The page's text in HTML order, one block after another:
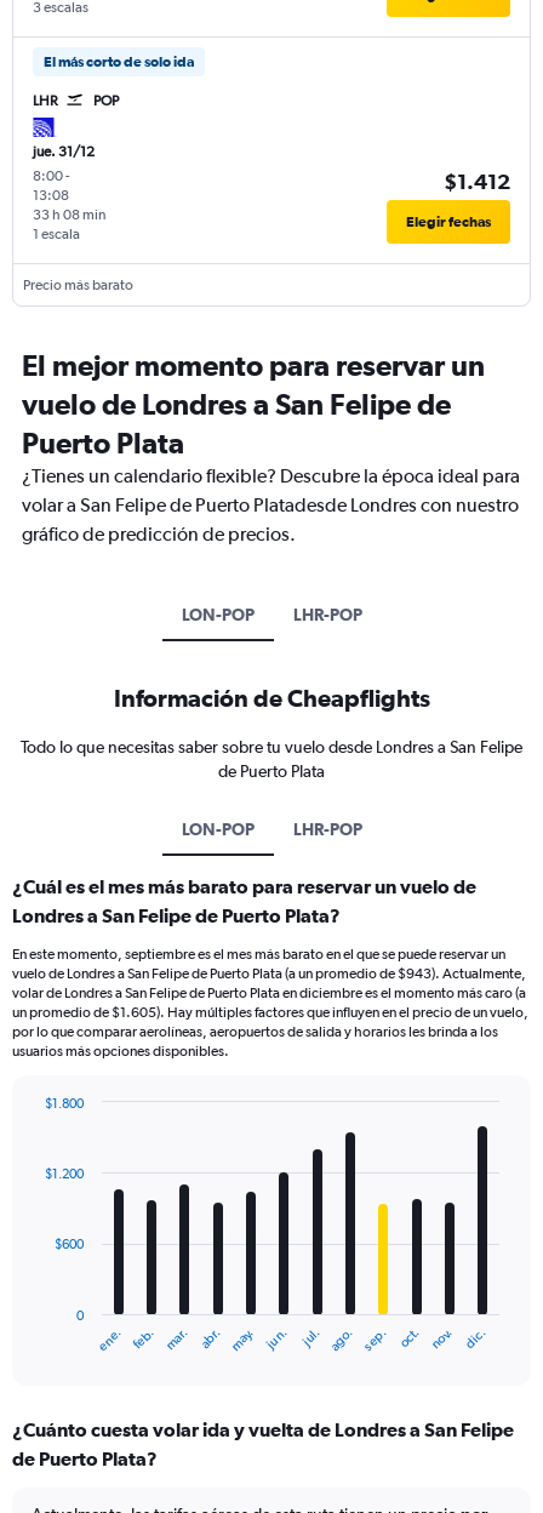
3 escalas
El más corto de solo ida
LHR POP
jue. 31/12
8:00-
13:08
1 escala
33 h 08 min
$1.412
Elegir fechas
Precio más barato
El mejor momento para reservar un
vuelo de Londres a San Felipe de
Puerto Plata
¿Tienes un calendario flexible? Descubre la época ideal para
volar a San Felipe de Puerto Platadesde Londres con nuestro
gráfico de predicción de precios.
LON-POP LHR-POP
Información de Cheapflights
Todo lo que necesitas saber sobre tu vuelo desde Londres a San Felipe
de Puerto Plata
LON-POP LHR-POP
¿Cuál es el mes más barato para reservar un vuelo de
Londres a San Felipe de Puerto Plata?
En este momento, septiembre es el mes más barato en el que se puede reservar un
vuelo de Londres a San Felipe de Puerto Plata (a un promedio de $943). Actualmente,
volar de Londres a San Felipe de Puerto Plata en diciembre es el momento más caro (a
un promedio de $1.605). Hay múltiples factores que influyen en el precio de un vuelo,
por lo que comparar aerolíneas, aeropuertos de salida y horarios les brinda a los
usuarios más opciones disponibles.
with
12
The
Range:
12
The
ene. feb. mar. abr. may. jun. jul. ago. sep. oct. nov. dic.
0
$600
$1.200
$1.800
¿Cuánto cuesta volar ida y vuelta de Londres a San Felipe
de Puerto Plata?